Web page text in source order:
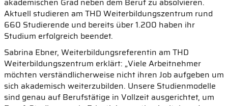
Aktuell studieren am THD Weiterbildungszentrum rund
660 Studierende und bereits über 1.200 haben ihr
Studium erfolgreich beendet.
Sabrina Ebner, Weiterbildungsreferentin am THD
Weiterbildungszentrum erklärt: „Viele Arbeitnehmer
möchten verständlicherweise nicht ihren Job aufgeben um
sich akademisch weiterzubilden. Unsere Studienmodelle
sind genau auf Berufstätige in Vollzeit ausgerichtet, um